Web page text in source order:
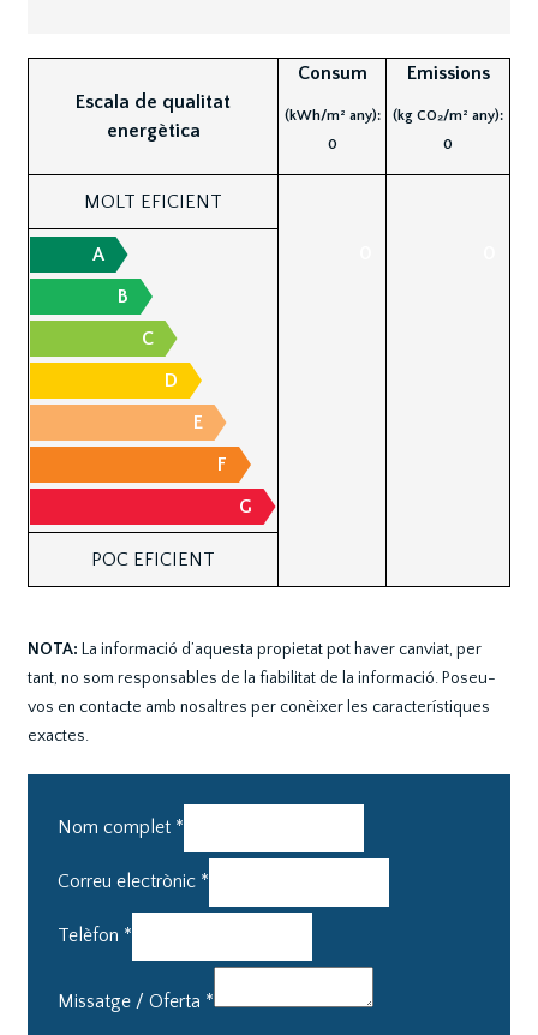
Escala de qualitat
energètica
Consum
(kWh/m² any):
0
Emissions
(kg CO₂/m² any):
0
MOLT EFICIENT
A
B
C
D
E
F
G
POC EFICIENT
NOTA: La informació d’aquesta propietat pot haver canviat, per
tant, no som responsables de la fiabilitat de la informació. Poseu-
vos en contacte amb nosaltres per conèixer les característiques
exactes.
Nom complet *
Correu electrònic *
Telèfon *
Missatge / Oferta *